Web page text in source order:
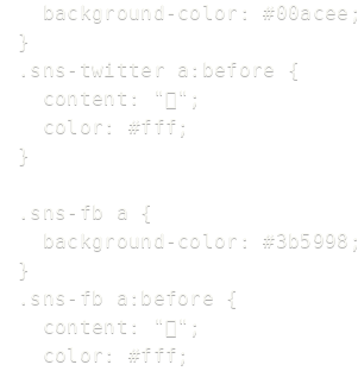
  background-color: #00acee;
}
.sns-twitter a:before {
  content: "";
  color: #fff;
}
.sns-fb a {
  background-color: #3b5998;
}
.sns-fb a:before {
  content: "";
  color: #fff;